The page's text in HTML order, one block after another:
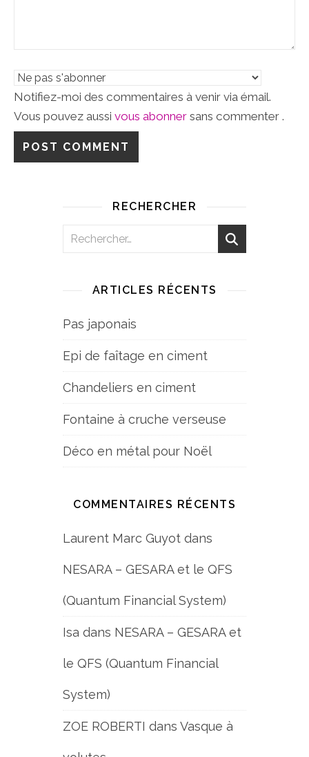
Notifiez-moi des commentaires à venir via émail.
Vous pouvez aussi vous abonner sans commenter .
RECHERCHER
ARTICLES RÉCENTS
Pas japonais
Epi de faîtage en ciment
Chandeliers en ciment
Fontaine à cruche verseuse
Déco en métal pour Noël
COMMENTAIRES RÉCENTS
Laurent Marc Guyot dans
NESARA – GESARA et le QFS
(Quantum Financial System)
Isa dans NESARA – GESARA et
le QFS (Quantum Financial
System)
ZOE ROBERTI dansVasque à